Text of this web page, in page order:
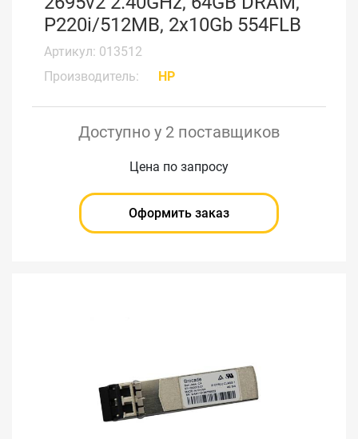
P220i/512MB, 2x10Gb 554FLB
Артикул: 013512
Производитель:
HP
Доступно у 2 поставщиков
Цена по запросу
Оформить заказ